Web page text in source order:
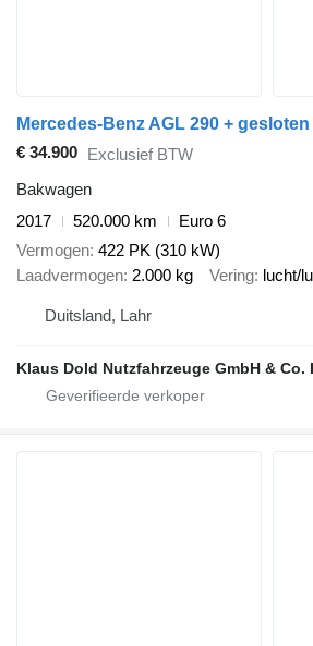
Mercedes-Benz AGL 290 +
€ 34.900 Exclusief BTW
Bakwagen
2017
520.000 km
Euro 6
Vermogen 422 PK (310 kW)
Laadvermogen 2.000 kg Vering lucht/
Duitsland, Lahr
Klaus Dold Nutzfahrzeuge GmbH & Co.